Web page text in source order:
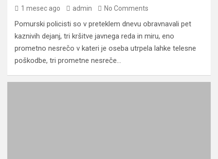
1 mesec ago admin No Comments
Pomurski policisti so v preteklem dnevu obravnavali pet
kaznivih dejanj, tri kršitve javnega reda in miru, eno
prometno nesrečo v kateri je oseba utrpela lahke telesne
poškodbe, tri prometne nesreče…